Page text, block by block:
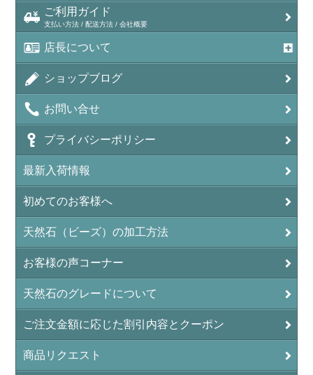
ラベンダーアメジスト
アメトリン（紫黄水晶/Ametrine）
アラゴナイト（霰石/Aragonite）
アンデシン（チベット産日長石）
アンフィボールインクォーツ(Amphibole)
アンフィボールロック/角閃岩（Amphibole ）
イーグルアイ（EagleEye）
インカローズ（ロードクロサイト/Rhodochrosite）
インディアンアゲート(Indian Agate)
エメラルド(emerald/翠玉)
エレスチャル(elestial/骸骨水晶)
オーロラクォーツ(レインボー水晶)
オニキス(ブラック)(Black Onyx)
ご利用ガイド
支払い方法 / 配送方法 / 会社概要
店長について
ショップブログ
お問い合せ
プライバシーポリシー
最新入荷情報
初めてのお客様へ
天然石（ビーズ）の加工方法
お客様の声コーナー
天然石のグレードについて
ご注文金額に応じた割引内容とクーポン
商品リクエスト